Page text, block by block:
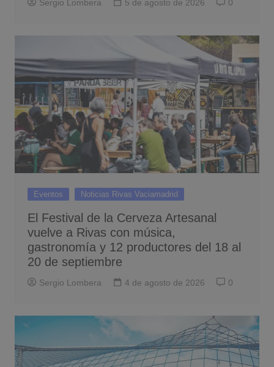
Sergio Lombera 5 de agosto de 2026 0
Eventos Noticias Rivas Vaciamadrid
El Festival de la Cerveza Artesanal
vuelve a Rivas con música,
gastronomía y 12 productores del 18 al
20 de septiembre
Sergio Lombera 4 de agosto de 2026 0